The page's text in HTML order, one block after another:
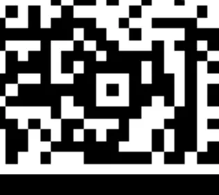
關連結
Shopee蝦皮賣場
軍警裝備鄉民八卦交流討論區
FB-立崴公司Apex Systems Tac
方Line：＠apexsystac